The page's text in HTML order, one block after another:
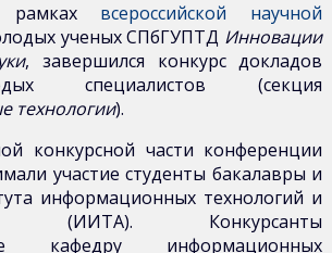
всероссийской научной
ученых СПбГУПТД Инновации
, завершился конкурс докладов
специалистов (секция
технологии).
конкурсной части конференции
участие студенты бакалавры и
информационных технологий и
(ИИТА). Конкурсанты
кафедру информационных